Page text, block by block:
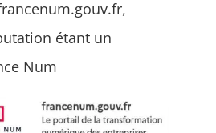
,
étant un
Num